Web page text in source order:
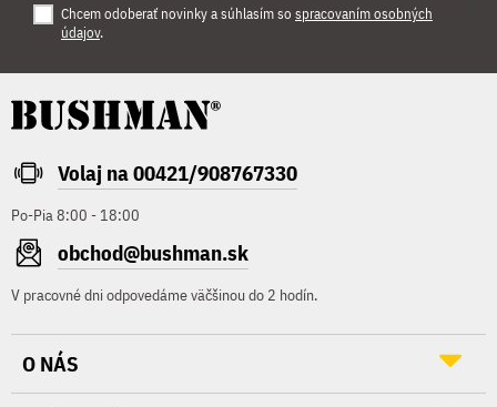
Chcem odoberať novinky a súhlasím so spracovaním osobných
údajov.
Volaj na 00421/908767330
Po-Pia 8:00 - 18:00
obchod@bushman.sk
V pracovné dni odpovedáme väčšinou do 2 hodín.
O NÁS